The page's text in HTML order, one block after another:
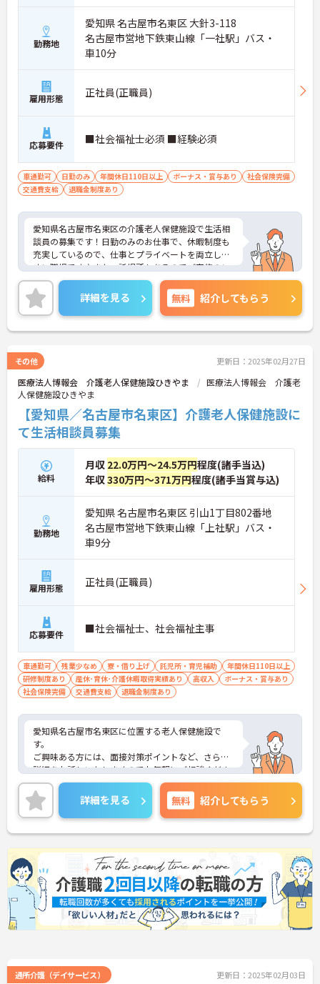
勤務地
愛知県 名古屋市名東区 大針3-118
名古屋市営地下鉄東山線「一社駅」バス・
車10分
雇用形態 正社員(正職員)
応募要件 ■社会福祉士必須 ■経験必須
車通勤可 日勤のみ 年間休日110日以上 ボーナス・賞与あり
社会保険完備
交通費支給
退職金制度あり
愛知県名古屋市名東区の介護老人保健施設で生活相
談員の募集です！日勤のみのお仕事で、休暇制度も
充実しているので、仕事とプライベートを両立しや
すい職場です♪また、託児所もあるのでご家族のい
る方でも安心して働くことができます♪ご興味のあ
る方は、面接ポイントをお伝えしますので、お気軽
にご連絡ください。
詳細を見る 無料 紹介してもらう
その他 更新日：2025年02月27日
医療法人博報会 介護老人保健施設ひきやま
医療法人博報会 介護老
人保健施設ひきやま
【愛知県／名古屋市名東区】介護老人保健施設に
て生活相談員募集
給料
月収 22.0万円～24.5万円程度(諸手当込)
年収330万円～371万円程度(諸手当賞与込)
勤務地
愛知県 名古屋市名東区 引山1丁目802番地
名古屋市営地下鉄東山線「上社駅」バス・
車9分
雇用形態 正社員(正職員)
応募要件 ■社会福祉士、社会福祉主事
車通勤可 残業少なめ 寮・借り上げ 託児所・育児補助
年間休日110日以上
研修制度あり
産休･育休･介護休暇取得実績あり 高収入
ボーナス・賞与あり
社会保険完備
交通費支給 退職金制度あり
愛知県名古屋市名東区に位置する老人保健施設で
す。
ご興味ある方には、面接対策ポイントなど、さらに
詳細をお話しいたしますのでお気軽にご相談くださ
い。
詳細を見る 無料 紹介してもらう
通所介護（デイサービス） 更新日：2025年02月03日